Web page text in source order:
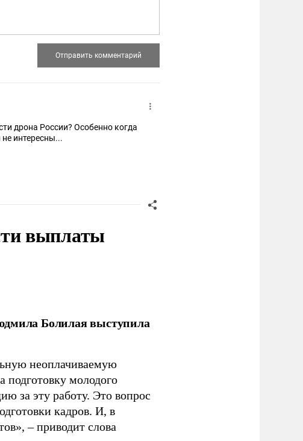
дрона России? Особенно когда
интересны...
выплаты
Болилая выступила
неоплачиваемую
подготовку молодого
за эту работу. Это вопрос
кадров. И, в
– приводит слова